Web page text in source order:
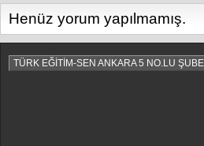
Henüz yorum yapılmamış.
TÜRK EĞİTİM-SEN ANKARA 5 NO.LU ŞUBE